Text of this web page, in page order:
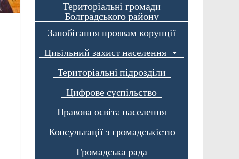
Територіальні громади
Болградського району
Запобігання проявам корупції
Цивільний захист населення
Територіальні підрозділи
Цифрове суспільство
Правова освіта населення
Консультації з громадськістю
Громадська рада